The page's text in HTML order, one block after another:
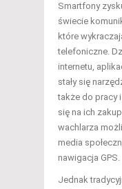
Smartfony
świecie
które
telefoniczne.
internetu,
stały się
także do pracy
się na ich
wachlarza
media
nawigacja GPS.
Jednak